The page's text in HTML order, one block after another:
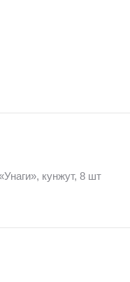
кунжут, 8 шт